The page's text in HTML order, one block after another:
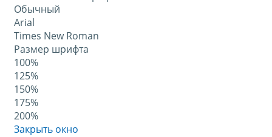
Обычный
Arial
Times New Roman
Размер шрифта
100%
125%
150%
175%
200%
Закрыть окно